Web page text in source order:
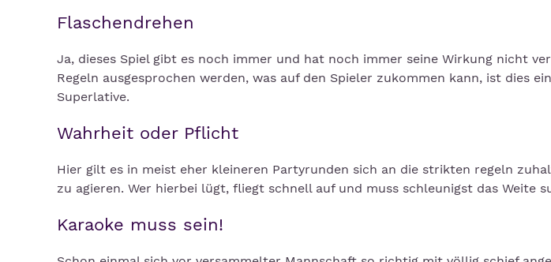
Flaschendrehen
Ja, dieses Spiel gibt es noch immer und hat noch immer seine Wirkung nicht
Regeln ausgesprochen werden, was auf den Spieler zukommen kann, ist dies
Superlative.
Wahrheit oder Pflicht
Hier gilt es in meist eher kleineren Partyrunden sich an die strikten regeln
zu agieren. Wer hierbei lügt, fliegt schnell auf und muss schleunigst das Weite
Karaoke muss sein!